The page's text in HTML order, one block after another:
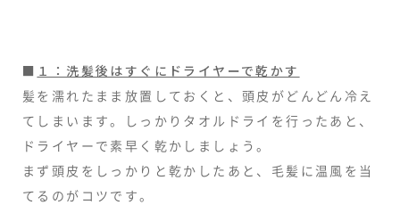
■ １：洗髪後はすぐにドライヤーで乾かす
髪を濡れたまま放置しておくと、頭皮がどんどん冷え
てしまいます。しっかりタオルドライを行ったあと、
ドライヤーで素早く乾かしましょう。
まず頭皮をしっかりと乾かしたあと、毛髪に温風を当
てるのがコツです。